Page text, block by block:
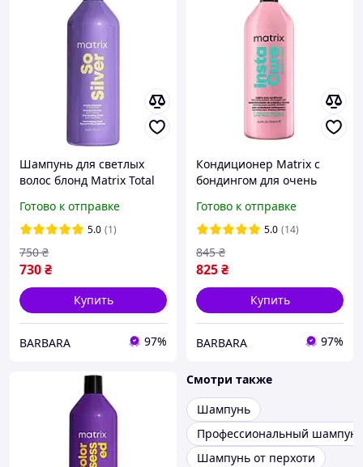
Шампунь для светлых
волос блонд Matrix Total
Obsessed 1000 мл
Готово к отправке
5.0 (1)
730₴
750 ₴
Купить
BARBARA 97%
Кондиционер Matrix с
бондингом для очень
Instacure Build-A-Bond
Conditioner 1000 мл
Готово к отправке
5.0 (14)
825₴
845 ₴
Купить
BARBARA 97%
Смотри также
Шампунь
Профессиональный шампунь
Шампунь от перхоти